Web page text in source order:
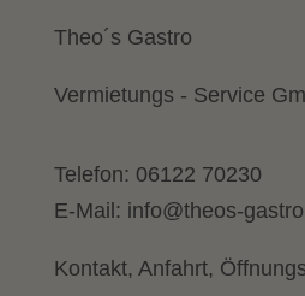
Theo´s Gastro
Vermietungs - Service
Telefon: 06122 70230
E-Mail: info@theos-
Kontakt, Anfahrt,